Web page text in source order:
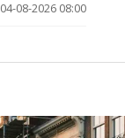
04-08-2026 08:00